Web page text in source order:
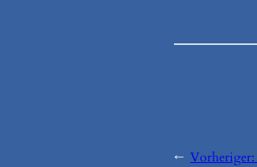
← Vorheriger: